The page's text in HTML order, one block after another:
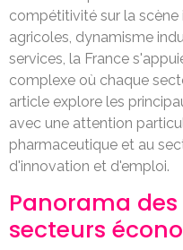
compétitivité sur la
agricoles, dynamisme
services, la France
complexe où chaque
article explore les
avec une attention
pharmaceutique et au
d'innovation et d'emploi.
Panorama
secteurs